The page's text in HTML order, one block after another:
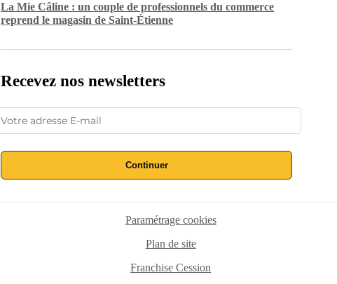
La Mie Câline : un couple de professionnels du commerce
reprend le magasin de Saint-Étienne
Recevez nos newsletters
Continuer
Paramétrage cookies
Plan de site
Franchise Cession